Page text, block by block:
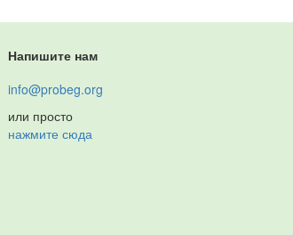
Напишите нам
info@probeg.org
или просто
нажмите сюда